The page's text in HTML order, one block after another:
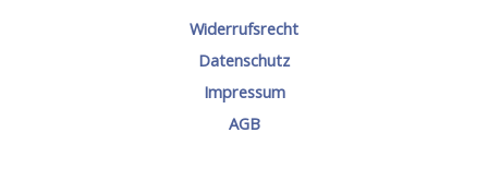
Widerrufsrecht
Datenschutz
Impressum
AGB